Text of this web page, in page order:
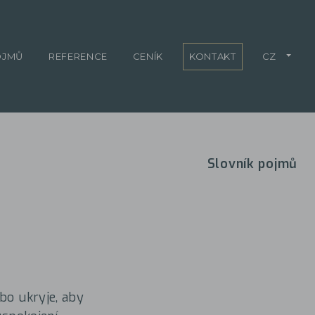
Slovník pojmů
ukryje, aby
REFERENCE CENÍK KONTAKT CZ